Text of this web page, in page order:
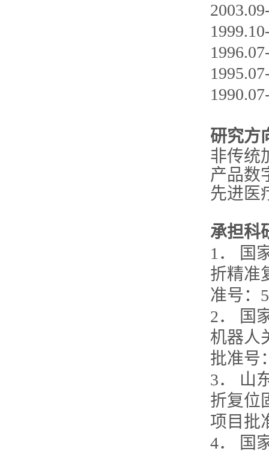
研究方
非传统
产品数
先进医
承担科
1． 国
折精准
准号：
2． 国
机器人
批准号
3． 山
折复位
项目批
4． 国